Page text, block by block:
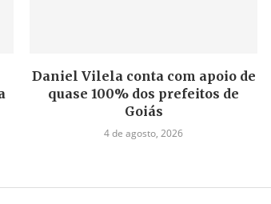
Daniel Vilela conta com apoio de
quase 100% dos prefeitos de
Goiás
4 de agosto, 2026